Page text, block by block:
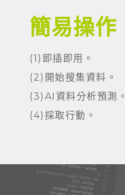
簡易操作
(1)即插即用。
(2)開始搜集資料。
(3)AI資料分析預測。
(4)採取行動。